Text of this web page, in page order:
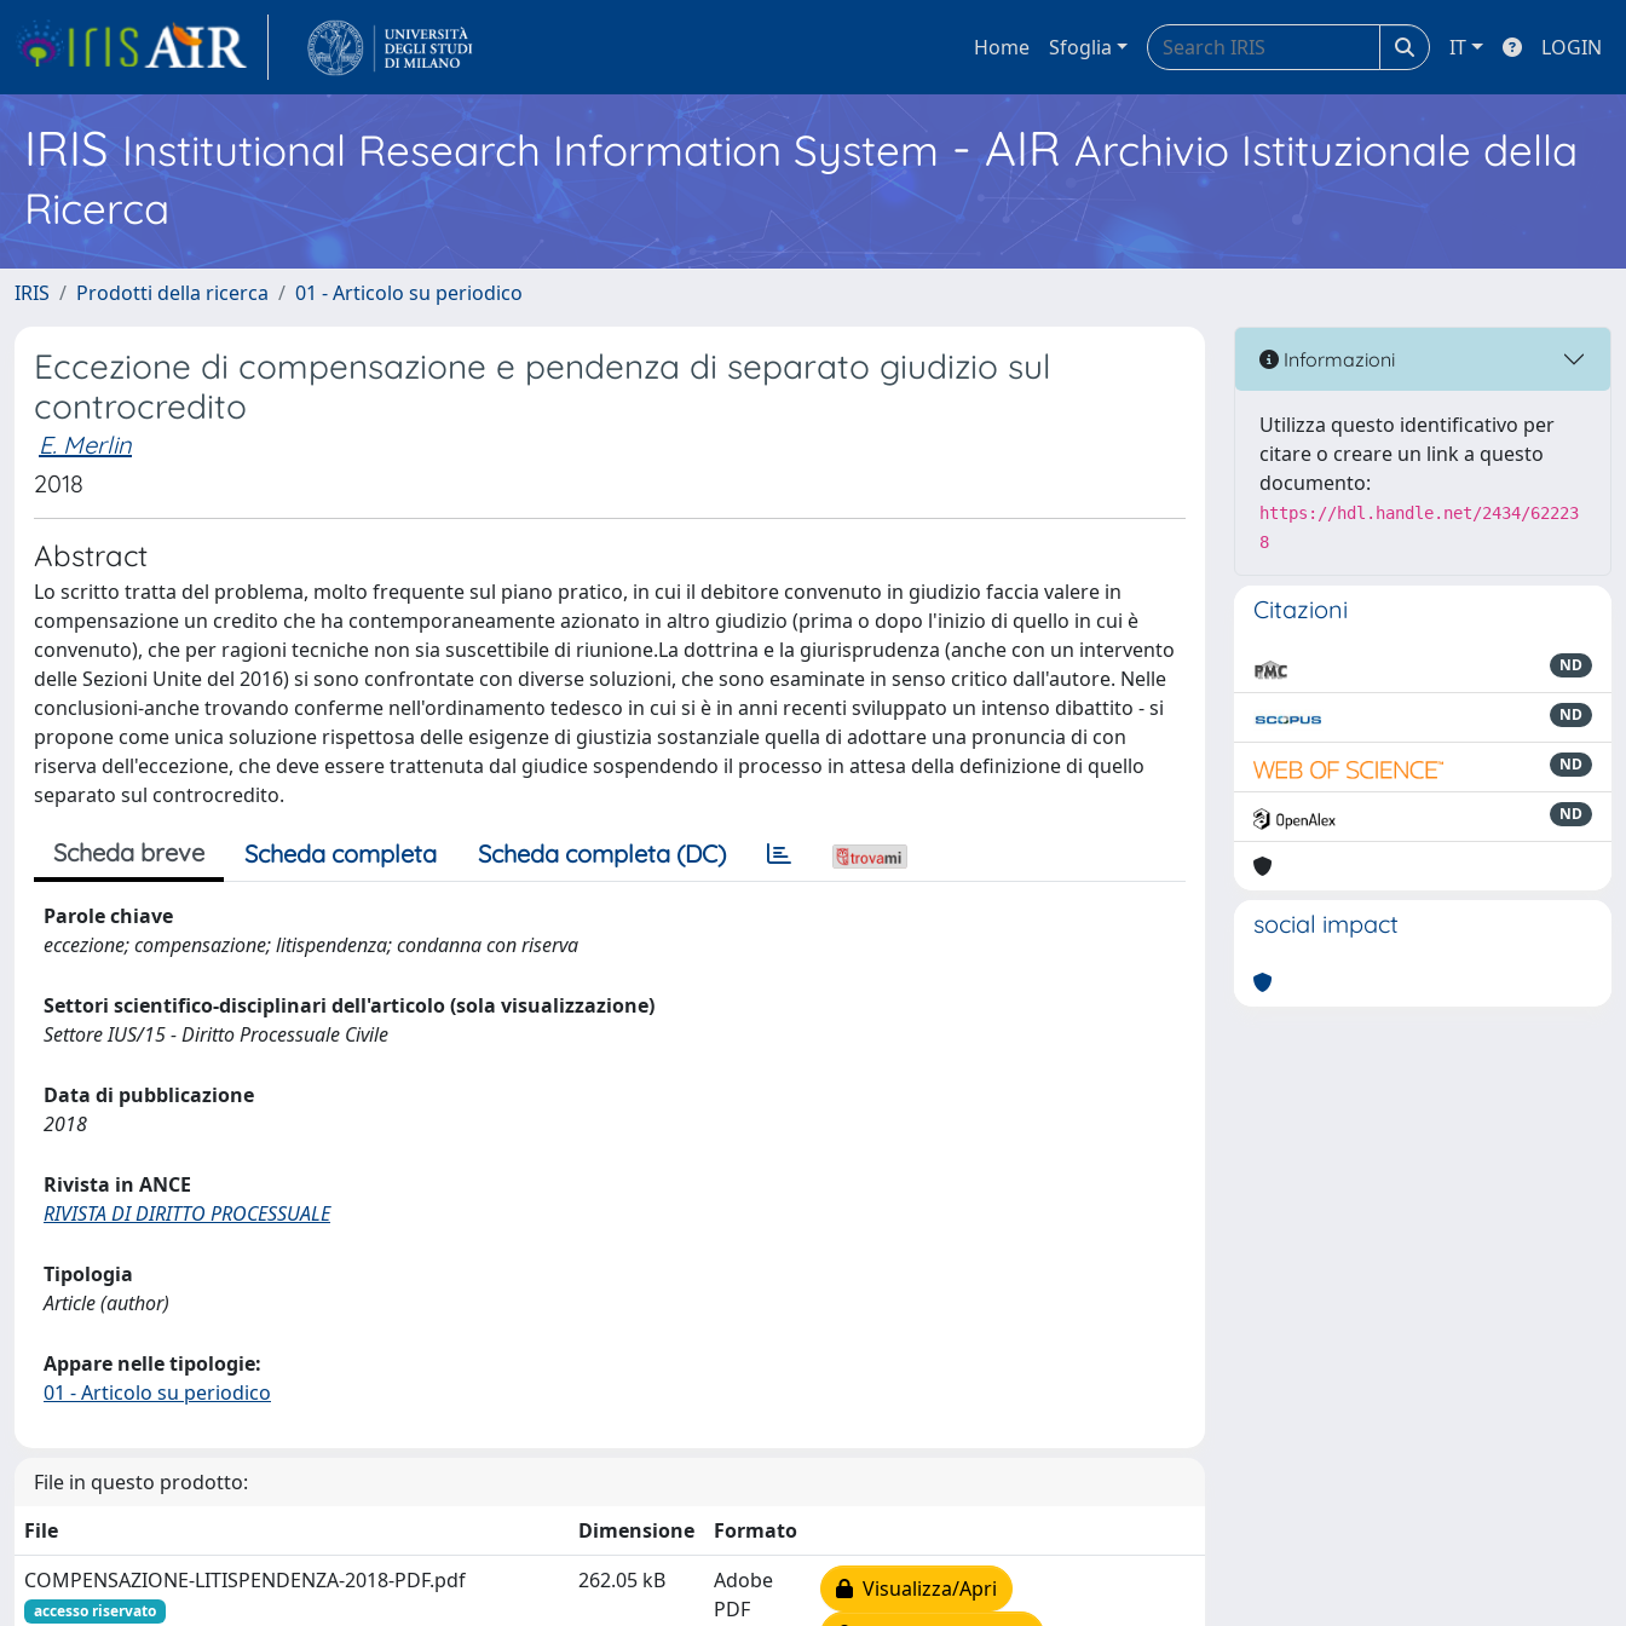
Home Sfoglia IT LOGIN
IRISInstitutional Research Information System - AIR Archivio Istituzionale della
Ricerca
IRIS Prodotti della ricerca 01 - Articolo su periodico
Eccezione di compensazione e pendenza di separato giudizio sul
controcredito
E. Merlin
2018
Abstract
Lo scritto tratta del problema, molto frequente sul piano pratico, in cui il debitore convenuto in giudizio faccia valere in
compensazione un credito che ha contemporaneamente azionato in altro giudizio (prima o dopo l'inizio di quello in cui è
convenuto), che per ragioni tecniche non sia suscettibile di riunione.La dottrina e la giurisprudenza (anche con un intervento
delle Sezioni Unite del 2016) si sono confrontate con diverse soluzioni, che sono esaminate in senso critico dall'autore. Nelle
conclusioni-anche trovando conferme nell'ordinamento tedesco in cui si è in anni recenti sviluppato un intenso dibattito - si
propone come unica soluzione rispettosa delle esigenze di giustizia sostanziale quella di adottare una pronuncia di con
riserva dell'eccezione, che deve essere trattenuta dal giudice sospendendo il processo in attesa della definizione di quello
separato sul controcredito.
Scheda breve Scheda completa Scheda completa (DC)
Parole chiave
eccezione; compensazione; litispendenza; condanna con riserva
Settori scientifico-disciplinari dell'articolo (sola visualizzazione)
Settore IUS/15 - Diritto Processuale Civile
Data di pubblicazione
2018
Rivista in ANCE
RIVISTA DI DIRITTO PROCESSUALE
Tipologia
Article (author)
Appare nelle tipologie:
01 - Articolo su periodico
File in questo prodotto:
File
Dimensione
Formato
COMPENSAZIONE-LITISPENDENZA-2018-PDF.pdf
accesso riservato
262.05 kB
Adobe
PDF
Visualizza/Apri
Informazioni
Utilizza questo identificativo per
citare o creare un link a questo
documento:
https://hdl.handle.net/2434/62223
8
Citazioni
ND
ND
ND
ND
social impact